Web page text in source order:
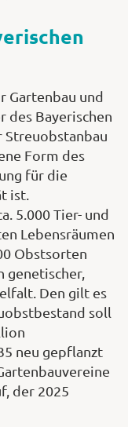
Gartenbau und
des Bayerischen
Form des
für die
ist.
5.000 Tier- und
Lebensräumen
Obstsorten
genetischer,
Den gilt es
soll
neu gepflanzt
der 2025